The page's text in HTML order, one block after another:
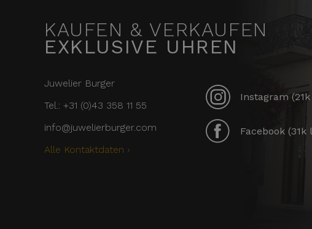
KAUFEN & VERKAUFEN
EXKLUSIVE UHREN
Juwelier Burger
Tel.: +31 (0)43 358 11 55
info@juwelierburger.com
Alle Kontaktdaten ›
Instagram (21k
Facebook (31k